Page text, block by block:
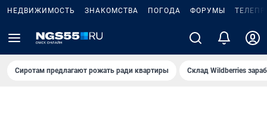
НЕДВИЖИМОСТЬ ЗНАКОМСТВА ПОГОДА ФОРУМЫ
Сиротам предлагают рожать ради квартиры Склад Wildberries